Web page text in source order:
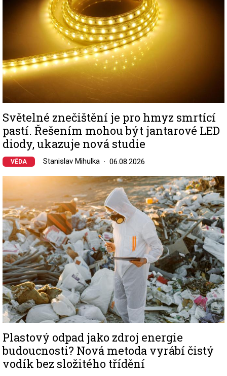
Světelné znečištění je pro hmyz smrtící
pastí. Řešením mohou být jantarové LED
diody, ukazuje nová studie
VĚDA Stanislav Mihulka 06.08.2026
Image
Plastový odpad jako zdroj energie
budoucnosti? Nová metoda vyrábí čistý
vodík bez složitého třídění